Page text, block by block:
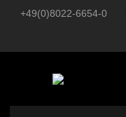
+49(0)8022-6654-0